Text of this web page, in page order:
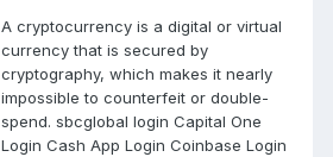
A cryptocurrency is a digital or virtual
currency that is secured by
cryptography, which makes it nearly
impossible to counterfeit or double-
spend. sbcglobal login Capital One
Login Cash App Login Coinbase Login